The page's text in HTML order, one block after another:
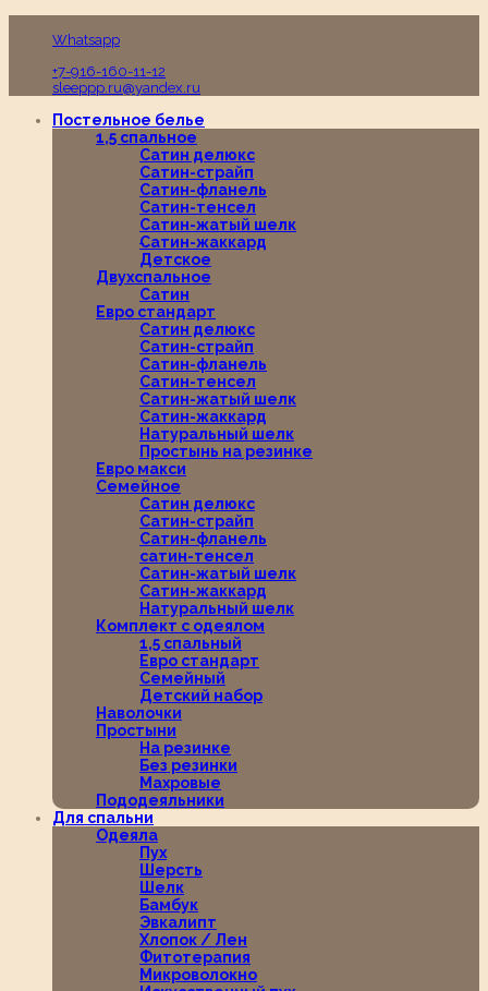
Whatsapp
+7-916-160-11-12
sleeppp.ru@yandex.ru
Постельное белье
1,5 спальное
Сатин делюкс
Сатин-страйп
Сатин-фланель
Сатин-тенсел
Сатин-жатый шелк
Сатин-жаккард
Детское
Двухспальное
Сатин
Евро стандарт
Сатин делюкс
Сатин-страйп
Сатин-фланель
Сатин-тенсел
Сатин-жатый шелк
Сатин-жаккард
Натуральный шелк
Простынь на резинке
Евро макси
Семейное
Сатин делюкс
Сатин-страйп
Сатин-фланель
сатин-тенсел
Сатин-жатый шелк
Сатин-жаккард
Натуральный шелк
Комплект с одеялом
1,5 спальный
Евро стандарт
Семейный
Детский набор
Наволочки
Простыни
На резинке
Без резинки
Махровые
Пододеяльники
Для спальни
Одеяла
Пух
Шерсть
Шелк
Бамбук
Эвкалипт
Хлопок / Лен
Фитотерапия
Микроволокно